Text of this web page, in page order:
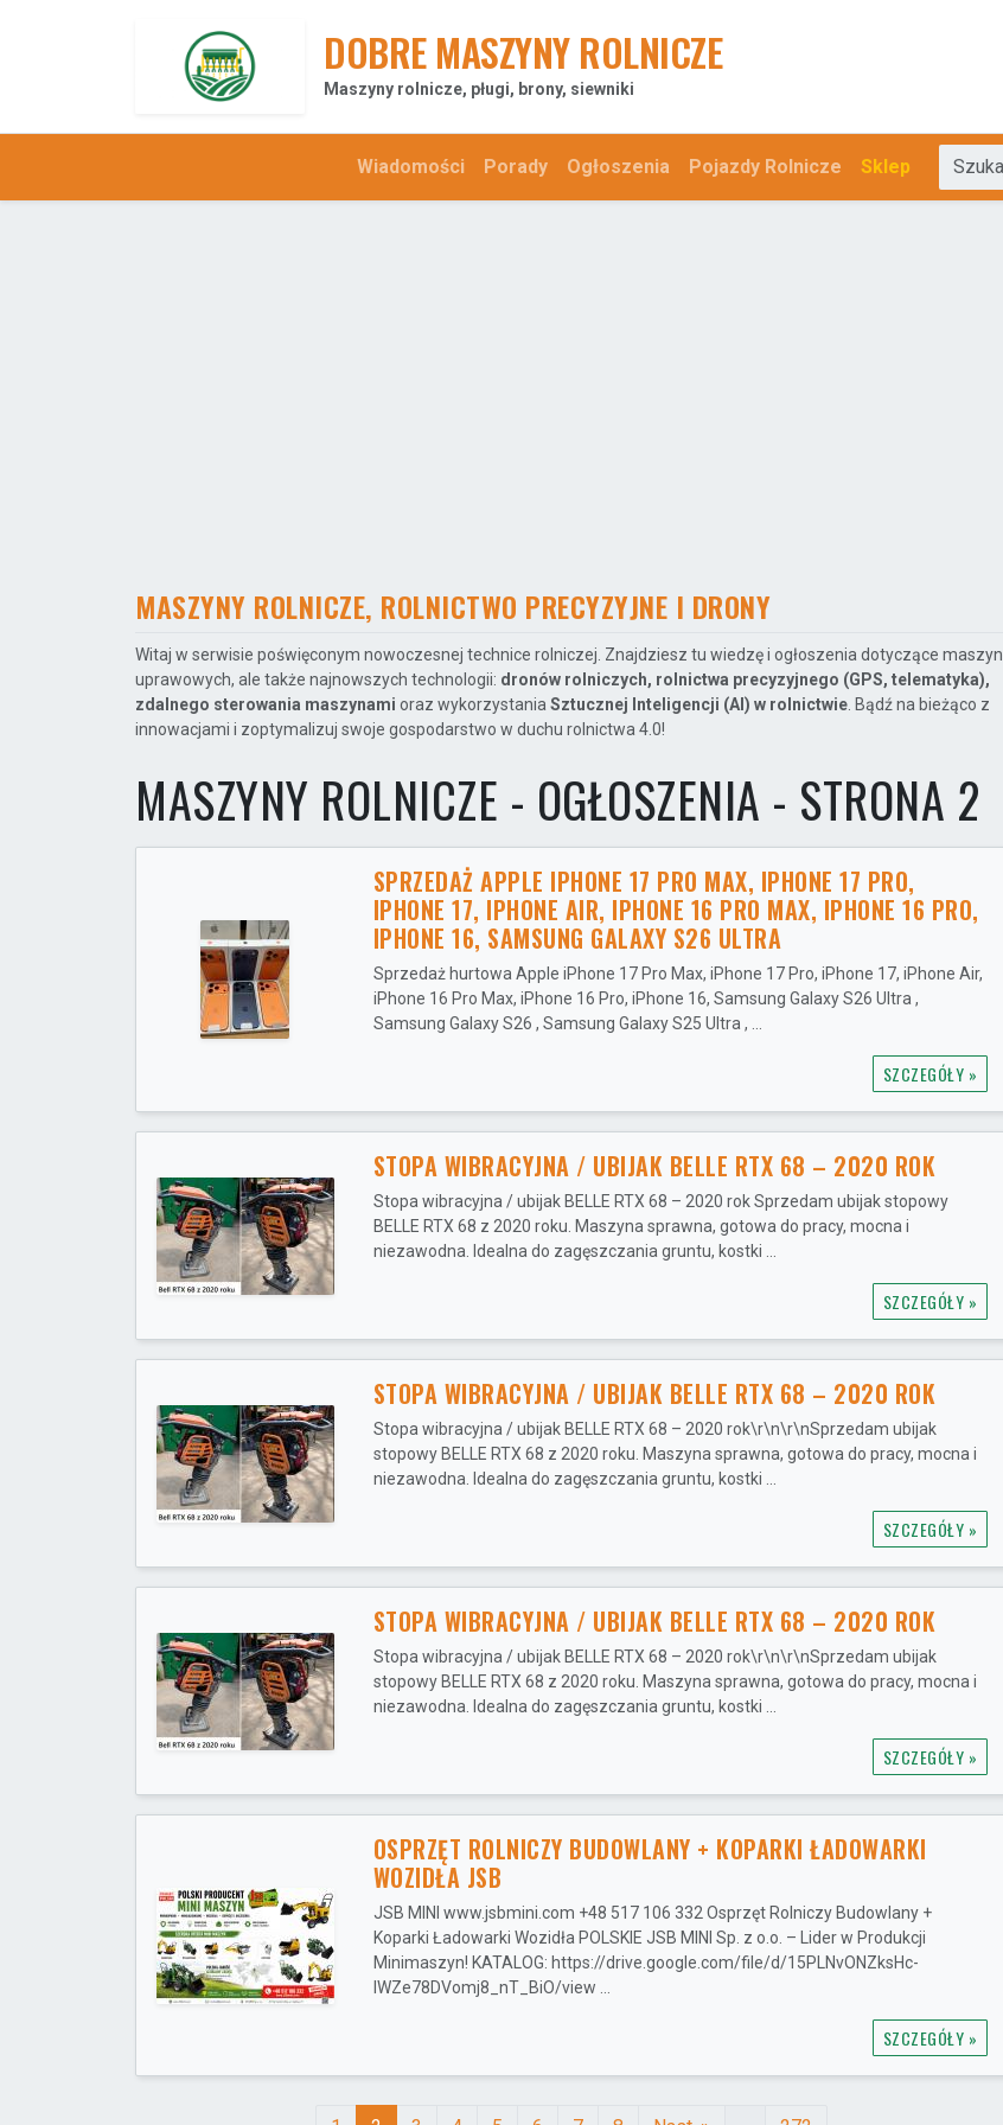
DOBRE MASZYNY ROLNICZE
Maszyny rolnicze, pługi, brony, siewniki
Wiadomości Porady Ogłoszenia Pojazdy Rolnicze Sklep
MASZYNY ROLNICZE, ROLNICTWO PRECYZYJNE I DRONY
Witaj w serwisie poświęconym nowoczesnej technice rolniczej. Znajdziesz tu wiedzę i ogłoszenia dotyczące maszyn
uprawowych, ale także najnowszych technologii: dronów rolniczych, rolnictwa precyzyjnego (GPS, telematyka),
zdalnego sterowania maszynami oraz wykorzystania Sztucznej Inteligencji (AI) w rolnictwie . Bądź na bieżąco z
innowacjami i zoptymalizuj swoje gospodarstwo w duchu rolnictwa 4.0!
MASZYNY ROLNICZE - OGŁOSZENIA - STRONA 2
SPRZEDAŻ APPLE IPHONE 17 PRO MAX, IPHONE 17 PRO,
IPHONE 17, IPHONE AIR, IPHONE 16 PRO MAX, IPHONE 16 PRO,
IPHONE 16, SAMSUNG GALAXY S26 ULTRA
Sprzedaż hurtowa Apple iPhone 17 Pro Max, iPhone 17 Pro, iPhone 17, iPhone Air,
iPhone 16 Pro Max, iPhone 16 Pro, iPhone 16, Samsung Galaxy S26 Ultra ,
Samsung Galaxy S26 , Samsung Galaxy S25 Ultra , ...
SZCZEGÓŁY »
STOPA WIBRACYJNA / UBIJAK BELLE RTX 68 – 2020 ROK
Stopa wibracyjna / ubijak BELLE RTX 68 – 2020 rok Sprzedam ubijak stopowy
BELLE RTX 68 z 2020 roku. Maszyna sprawna, gotowa do pracy, mocna i
niezawodna. Idealna do zagęszczania gruntu, kostki ...
SZCZEGÓŁY »
STOPA WIBRACYJNA / UBIJAK BELLE RTX 68 – 2020 ROK
Stopa wibracyjna / ubijak BELLE RTX 68 – 2020 rok\r\n\r\nSprzedam ubijak
stopowy BELLE RTX 68 z 2020 roku. Maszyna sprawna, gotowa do pracy, mocna i
niezawodna. Idealna do zagęszczania gruntu, kostki ...
SZCZEGÓŁY »
STOPA WIBRACYJNA / UBIJAK BELLE RTX 68 – 2020 ROK
Stopa wibracyjna / ubijak BELLE RTX 68 – 2020 rok\r\n\r\nSprzedam ubijak
stopowy BELLE RTX 68 z 2020 roku. Maszyna sprawna, gotowa do pracy, mocna i
niezawodna. Idealna do zagęszczania gruntu, kostki ...
SZCZEGÓŁY »
OSPRZĘT ROLNICZY BUDOWLANY + KOPARKI ŁADOWARKI
WOZIDŁA JSB
JSB MINI www.jsbmini.com +48 517 106 332 Osprzęt Rolniczy Budowlany +
Koparki Ładowarki Wozidła POLSKIE JSB MINI Sp. z o.o. – Lider w Produkcji
Minimaszyn! KATALOG: https://drive.google.com/file/d/15PLNvONZksHc-
lWZe78DVomj8_nT_BiO/view ...
SZCZEGÓŁY »